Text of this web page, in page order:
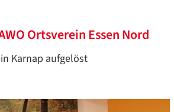
Ortsverein Essen Nord
Karnap aufgelöst